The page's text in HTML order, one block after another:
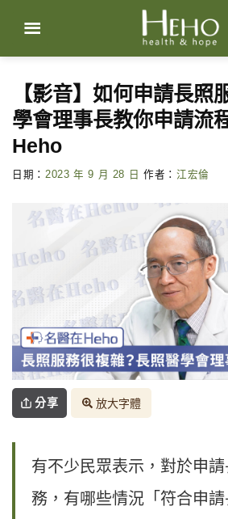
content
【影音】如何申請長照
學會理事長教你申請流
Heho
日期： 2023 年 9 月 28 日 作者： 江宏倫
分享 放大字體
有不少民眾表示，對於申
務，有哪些情況「符合申